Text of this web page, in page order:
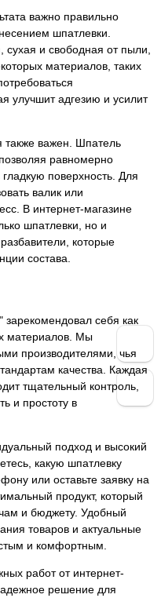
важно правильно
шпатлевки.
сухая и свободная от пыли,
материалов, таких
улучшит адгезию и усилит
также важен. Шпатель
равномерно
поверхность. Для
валик или
В интернет-магазине
шпатлевки, но и
которые
состава.
себя как
материалов. Мы
производителями, чья
качества. Каждая
тщательный контроль,
и простоту в
подход и высокий
какую шпатлевку
или оставьте заявку на
продукт, который
и бюджету. Удобный
товаров и актуальные
и комфортным.
работ от интернет-
решение для